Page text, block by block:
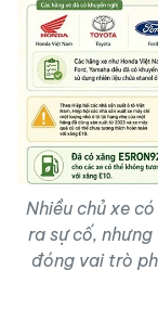
Nhiều chủ xe
ra sự cố,
đóng vai trò